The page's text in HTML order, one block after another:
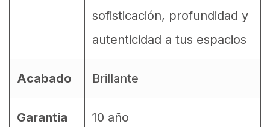
sofisticación, profundidad y
autenticidad a tus espacios
Acabado Brillante
Garantía 10 año